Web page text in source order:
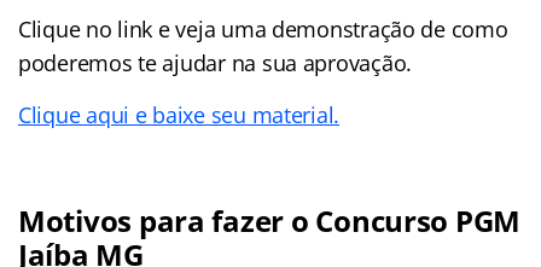
Clique no link e veja uma demonstração de como
poderemos te ajudar na sua aprovação.
Clique aqui e baixe seu material.
Motivos para fazer o Concurso PGM
Jaíba MG